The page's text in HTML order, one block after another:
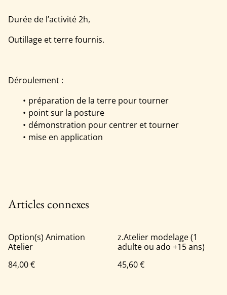
Durée de l’activité 2h,
Outillage et terre fournis.
Déroulement :
préparation de la terre pour tourner
point sur la posture
démonstration pour centrer et tourner
mise en application
Articles connexes
Option(s) Animation
Atelier
84,00 €
z.Atelier modelage (1
adulte ou ado +15 ans)
45,60 €